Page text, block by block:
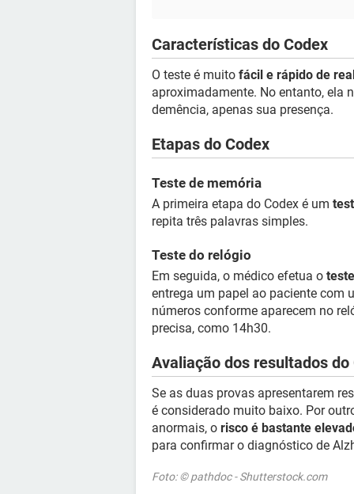
Características do Codex
O teste é muito fácil e rápido de
aproximadamente. No entanto, ela
demência, apenas sua presença.
Etapas do Codex
Teste de memória
A primeira etapa do Codex é um
repita três palavras simples.
Teste do relógio
Em seguida, o médico efetua o
entrega um papel ao paciente com
números conforme aparecem no
precisa, como 14h30.
Avaliação dos resultados do
Se as duas provas apresentarem
é considerado muito baixo. Por
anormais, o risco é bastante
para confirmar o diagnóstico de
Foto: © pathdoc - Shutterstock.com